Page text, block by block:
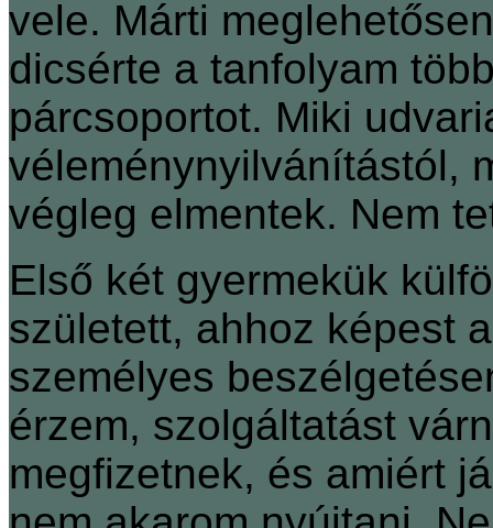
vele. Márti
dicsérte a tanfolyam
párcsoportot. Miki
véleménynyilvánítástól,
végleg elmentek. Nem
Első két gyermekük
született, ahhoz képest
személyes
érzem, szolgáltatást
megfizetnek, és amiért